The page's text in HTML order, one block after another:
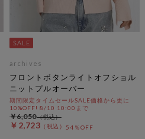
archives
フロントボタンライトオフショル
ニットプルオーバー
期間限定タイムセールSALE価格から更に
10%OFF! 8/10 10:00まで
￥2,723 54％OFF
￥6,050